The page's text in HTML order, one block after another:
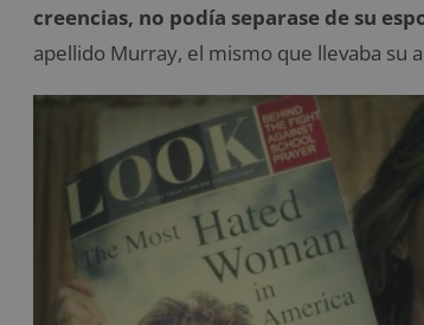
creencias, no podía separase de su
apellido Murray, el mismo que llevaba su